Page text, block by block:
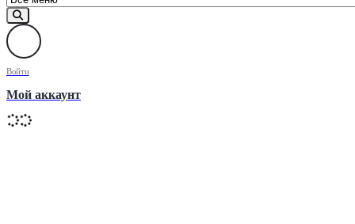
Войти
Мой аккаунт